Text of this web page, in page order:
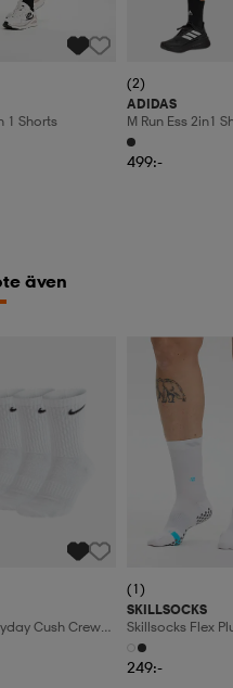
1 Shorts
(2)
ADIDAS
M Run Ess 2in1
499:-
även
Cush Crew
(1)
SKILLSOCKS
Skillsocks Flex
249:-